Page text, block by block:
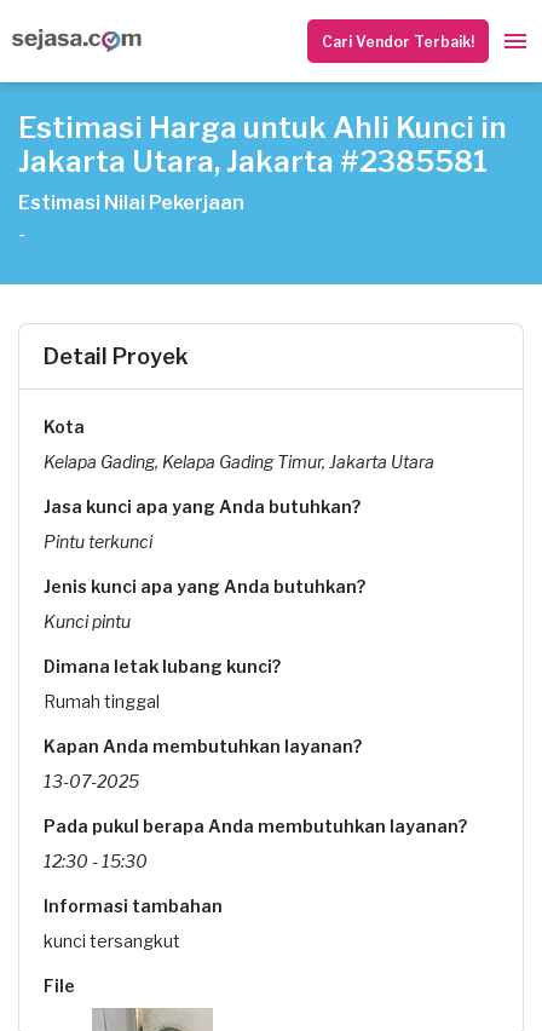
Cari Vendor Terbaik!
Estimasi Harga untuk Ahli Kunci in
Jakarta Utara, Jakarta #2385581
Estimasi Nilai Pekerjaan
-
Detail Proyek
Kota
Kelapa Gading, Kelapa Gading Timur, Jakarta Utara
Jasa kunci apa yang Anda butuhkan?
Pintu terkunci
Jenis kunci apa yang Anda butuhkan?
Kunci pintu
Dimana letak lubang kunci?
Rumah tinggal
Kapan Anda membutuhkan layanan?
13-07-2025
Pada pukul berapa Anda membutuhkan layanan?
12:30 - 15:30
Informasi tambahan
kunci tersangkut
File